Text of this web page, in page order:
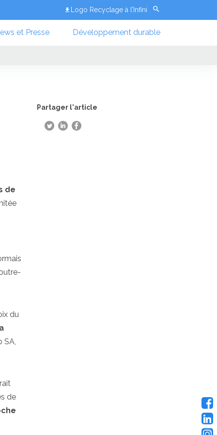
Logo Recyclage à l’Infini
et Presse Développement durable
de
du
de
Partager l'article